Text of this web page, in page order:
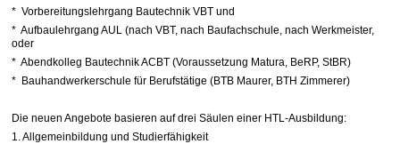
* Vorbereitungslehrgang Bautechnik VBT und
* Aufbaulehrgang AUL (nach VBT, nach Baufachschule, nach Werkmeister,
oder
* Abendkolleg Bautechnik ACBT (Voraussetzung Matura, BeRP, StBR)
* Bauhandwerkerschule für Berufstätige (BTB Maurer, BTH Zimmerer)
Die neuen Angebote basieren auf drei Säulen einer HTL-Ausbildung:
1. Allgemeinbildung und Studierfähigkeit